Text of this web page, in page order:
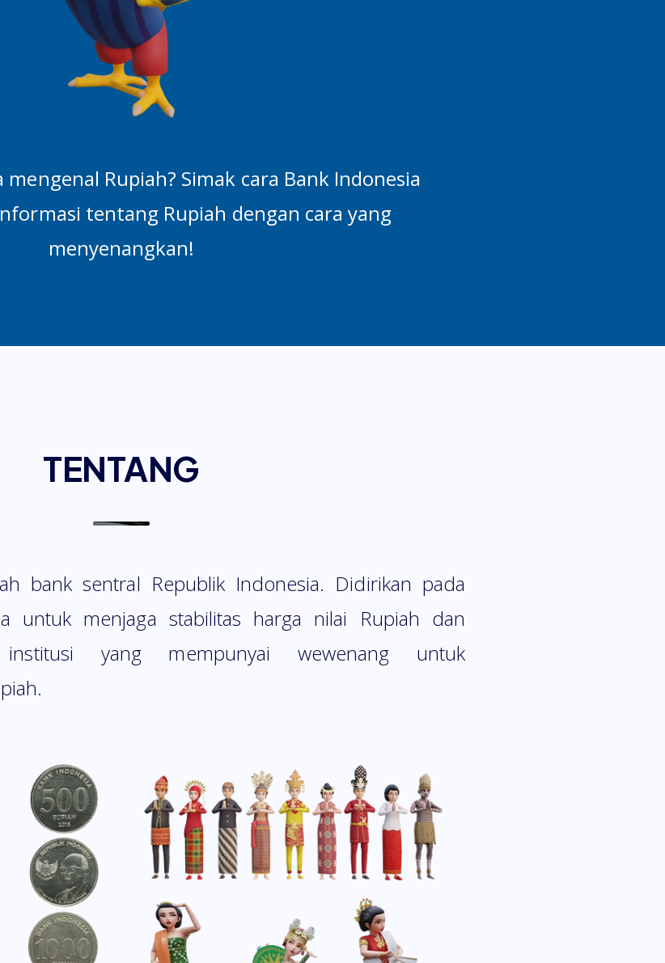
Rupiah? Simak cara Bank Indonesia
tentang Rupiah dengan cara yang
menyenangkan!
TENTANG
bank sentral Republik Indonesia. Didirikan pada
untuk menjaga stabilitas harga nilai Rupiah dan
institusi yang mempunyai wewenang untuk